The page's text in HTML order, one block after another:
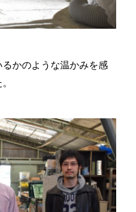
かのような温かみを感